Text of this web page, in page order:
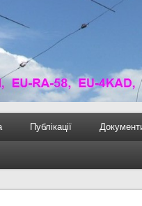
Публікації